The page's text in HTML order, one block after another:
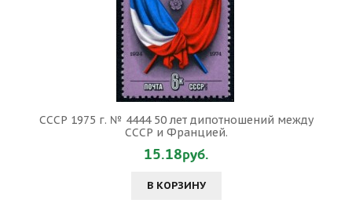
СССР 1975 г. № 4444 50 лет дипотношений между
СССР и Францией.
15.18руб.
В КОРЗИНУ